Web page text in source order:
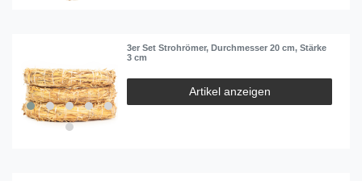
3er Set Strohrömer, Durchmesser 20 cm, Stärke
3 cm
Artikel anzeigen